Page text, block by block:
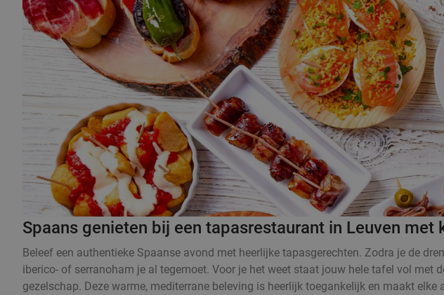
Spaans genieten bij een tapasrestaurant in Leuven met
Beleef een authentieke Spaanse avond met heerlijke tapasgerechten. Zodra je de
iberico- of serranoham je al tegemoet. Voor je het weet staat jouw hele tafel vol
gezelschap. Deze warme, mediterrane beleving is heerlijk toegankelijk en maakt